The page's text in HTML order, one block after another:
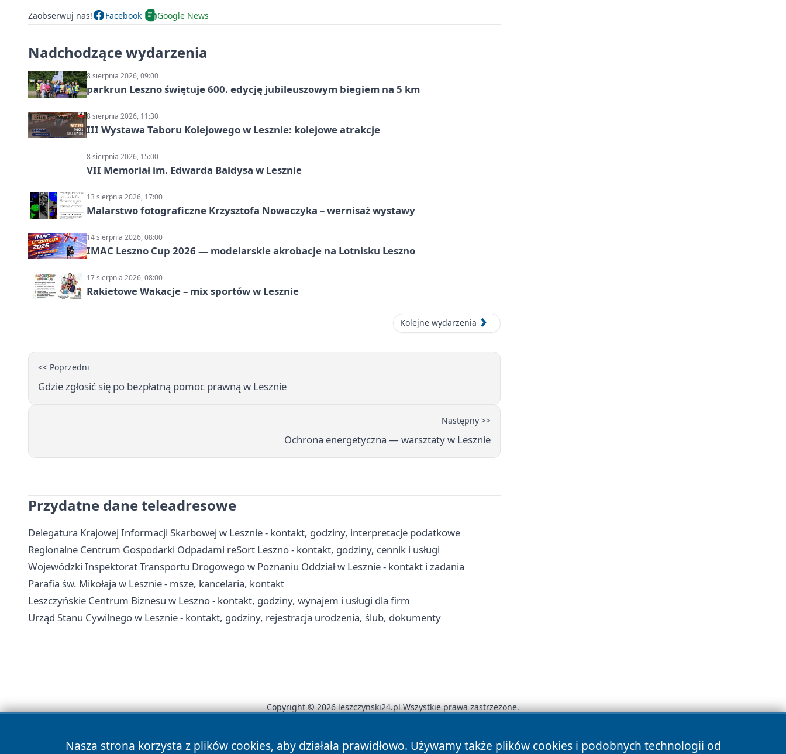
Zaobserwuj nas! Facebook Google News
Nadchodzące wydarzenia
8 sierpnia 2026, 09:00
parkrun Leszno świętuje 600. edycję jubileuszowym biegiem na 5 km
8 sierpnia 2026, 11:30
III Wystawa Taboru Kolejowego w Lesznie: kolejowe atrakcje
8 sierpnia 2026, 15:00
VII Memoriał im. Edwarda Baldysa w Lesznie
13 sierpnia 2026, 17:00
Malarstwo fotograficzne Krzysztofa Nowaczyka – wernisaż wystawy
14 sierpnia 2026, 08:00
IMAC Leszno Cup 2026 — modelarskie akrobacje na Lotnisku Leszno
17 sierpnia 2026, 08:00
Rakietowe Wakacje – mix sportów w Lesznie
Kolejne wydarzenia
<< Poprzedni
Gdzie zgłosić się po bezpłatną pomoc prawną w Lesznie
Następny >>
Ochrona energetyczna — warsztaty w Lesznie
Przydatne dane teleadresowe
Delegatura Krajowej Informacji Skarbowej w Lesznie - kontakt, godziny, interpretacje podatkowe
Regionalne Centrum Gospodarki Odpadami reSort Leszno - kontakt, godziny, cennik i usługi
Wojewódzki Inspektorat Transportu Drogowego w Poznaniu Oddział w Lesznie - kontakt i zadania
Parafia św. Mikołaja w Lesznie - msze, kancelaria, kontakt
Leszczyńskie Centrum Biznesu w Leszno - kontakt, godziny, wynajem i usługi dla firm
Urząd Stanu Cywilnego w Lesznie - kontakt, godziny, rejestracja urodzenia, ślub, dokumenty
Nasza strona korzysta z plików cookies, aby działała prawidłowo. Używamy także plików cookies i podobnych technologii od
Copyright © 2026 leszczynski24.pl Wszystkie prawa zastrzeżone.
News Autorzy Polityka Prywatności Polityka Cookies